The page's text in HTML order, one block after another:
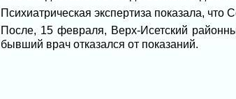
Психиатрическая экспертиза показала,
После, 15 февраля, Верх-Исетский
бывший врач отказался от показаний.